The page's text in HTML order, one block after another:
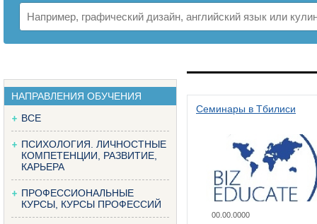
НАПРАВЛЕНИЯ ОБУЧЕНИЯ
ВСЕ
ПСИХОЛОГИЯ. ЛИЧНОСТНЫЕ
КОМПЕТЕНЦИИ, РАЗВИТИЕ,
КАРЬЕРА
ПРОФЕССИОНАЛЬНЫЕ
КУРСЫ, КУРСЫ ПРОФЕССИЙ
Семинары в Тбилиси
00.00.0000